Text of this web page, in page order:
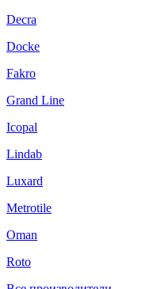
Decra
Docke
Fakro
Grand Line
Icopal
Lindab
Luxard
Metrotile
Oman
Roto